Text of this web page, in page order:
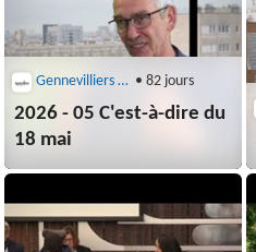
Gennevilliers (92230) • 82 jours
2026 - 05 C'est-à-dire du
18 mai